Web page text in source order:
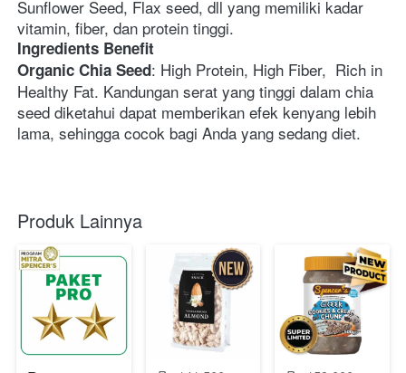
Sunflower Seed, Flax seed, dll yang memiliki kadar
vitamin, fiber, dan protein tinggi.
Ingredients Benefit
Organic Chia Seed: High Protein, High Fiber,  Rich in
Healthy Fat. Kandungan serat yang tinggi dalam chia
seed diketahui dapat memberikan efek kenyang lebih
lama, sehingga cocok bagi Anda yang sedang diet.
Produk Lainnya